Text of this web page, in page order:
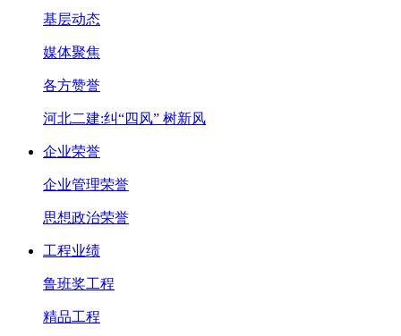
基层动态
媒体聚焦
各方赞誉
河北二建:纠“四风” 树新风
企业荣誉
企业管理荣誉
思想政治荣誉
工程业绩
鲁班奖工程
精品工程